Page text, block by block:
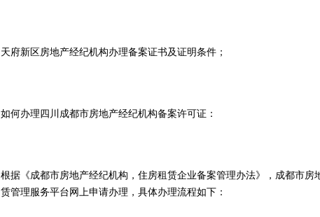
天府新区房地产经纪机构办理备案证书及证明条件；
如何办理四川成都市房地产经纪机构备案许可证：
根据《成都市房地产经纪机构，住房租赁企业备案管理办法》，成都市房
赁管理服务平台网上申请办理，具体办理流程如下：